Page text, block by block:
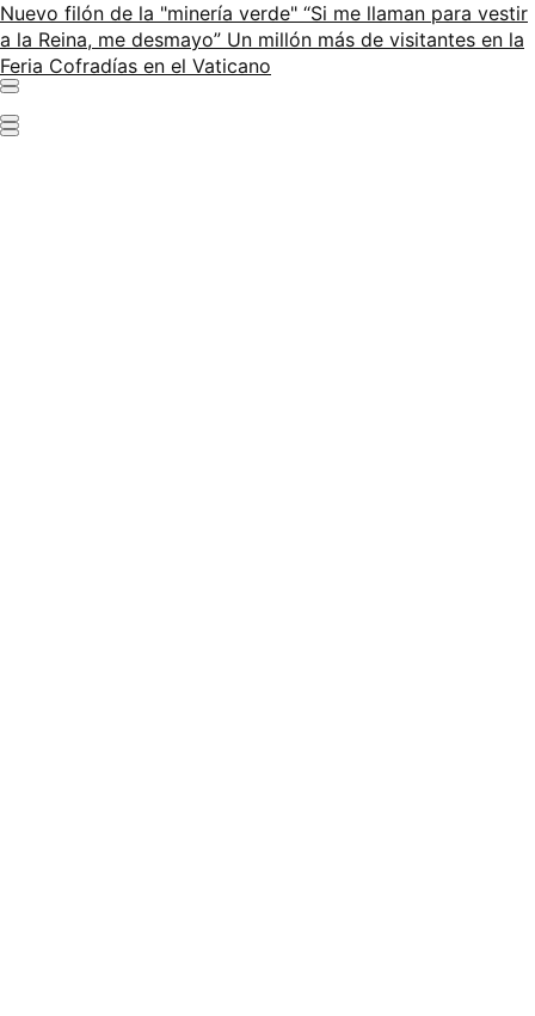
Nuevo filón de la "minería verde" “Si me llaman para vestir
a la Reina, me desmayo” Un millón más de visitantes en la
Feria Cofradías en el Vaticano